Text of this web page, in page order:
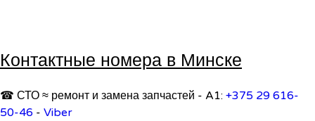
Контактные номера в Минске
☎ СТО ≈ ремонт и замена запчастей - A1: +375 29 616-
50-46 - Viber